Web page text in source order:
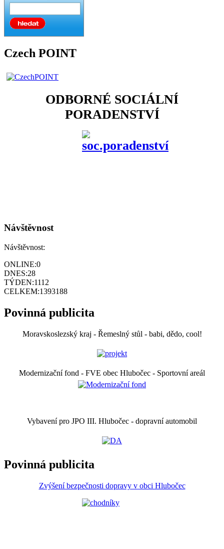
Czech POINT
ODBORNÉ SOCIÁLNÍ
PORADENSTVÍ
Návštěvnost
Návštěvnost:
ONLINE:0
DNES:28
TÝDEN:1112
CELKEM:1393188
Povinná publicita
Moravskoslezský kraj - Řemeslný stůl - babi, dědo, cool!
Modernizační fond - FVE obec Hlubočec - Sportovní areál
Vybavení pro JPO III. Hlubočec - dopravní automobil
Povinná publicita
Zvýšení bezpečnosti dopravy v obci Hlubočec